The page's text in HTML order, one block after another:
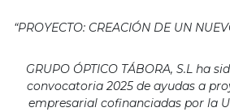
“PROYECTO: CREACIÓN DE UN
GRUPO ÓPTICO TÁBORA, S.L ha
convocatoria 2025 de ayudas a
empresarial cofinanciadas por la